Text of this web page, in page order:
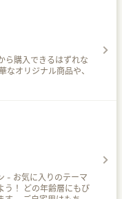
にTポイントが貯まる、
ら購入できるはずれな
なオリジナル商品や、
- お気に入りのテーマ
にもぴ